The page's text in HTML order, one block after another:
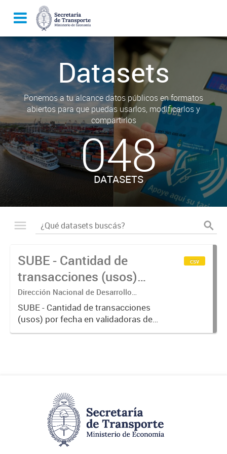
Datasets
Ponemos a tu alcance datos públicos en formatos
abiertos para que puedas usarlos, modificarlos y
compartirlos
048
DATASETS
SUBE - Cantidad de
transacciones (usos)
por fecha
Dirección Nacional de Desarrollo
Tecnológico - Ministerio de Transporte.
SUBE - Cantidad de transacciones
(usos) por fecha en validadoras de
la red SUBE.
csv